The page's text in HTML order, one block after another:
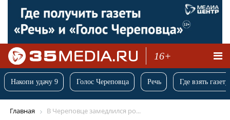
16+
Накопи удачу 9 Голос Череповца Речь Где взять
Главная В Череповце замедлился ро...